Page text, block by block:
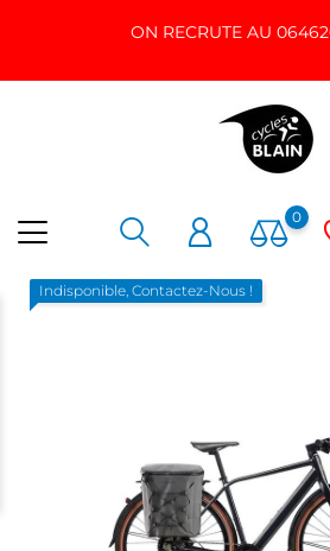
ON RECRUTE AU
0
Indisponible, Contactez-Nous !